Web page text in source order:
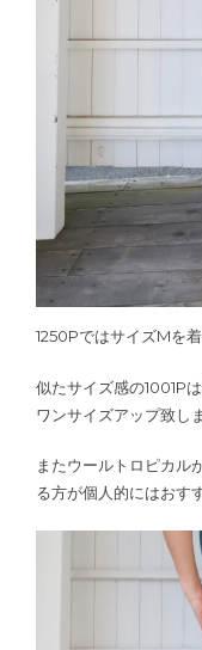
1250PではサイズMを着
似たサイズ感の1001P
ワンサイズアップ致し
またウールトロピカル
る方が個人的にはおす